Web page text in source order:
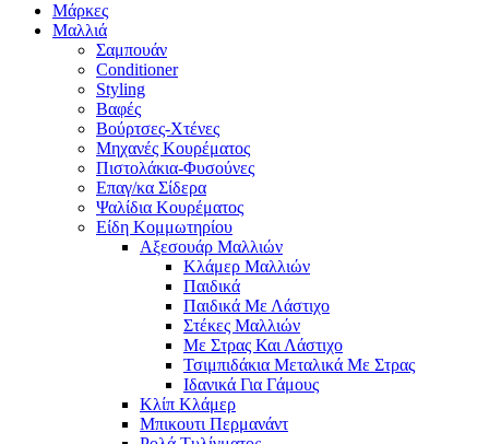
Μάρκες
Μαλλιά
Σαμπουάν
Conditioner
Styling
Βαφές
Βούρτσες-Χτένες
Μηχανές Κουρέματος
Πιστολάκια-Φυσούνες
Επαγ/κα Σίδερα
Ψαλίδια Κουρέματος
Είδη Κομμωτηρίου
Αξεσουάρ Μαλλιών
Κλάμερ Μαλλιών
Παιδικά
Παιδικά Με Λάστιχο
Στέκες Μαλλιών
Με Στρας Και Λάστιχο
Τσιμπιδάκια Μεταλικά Με Στρας
Ιδανικά Για Γάμους
Κλίπ Κλάμερ
Μπικουτι Περμανάντ